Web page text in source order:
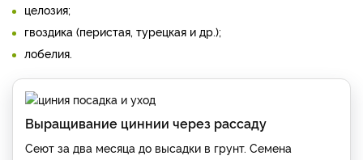
целозия;
гвоздика (перистая, турецкая и др.);
лобелия.
Выращивание циннии через рассаду
Сеют за два месяца до высадки в грунт. Семена